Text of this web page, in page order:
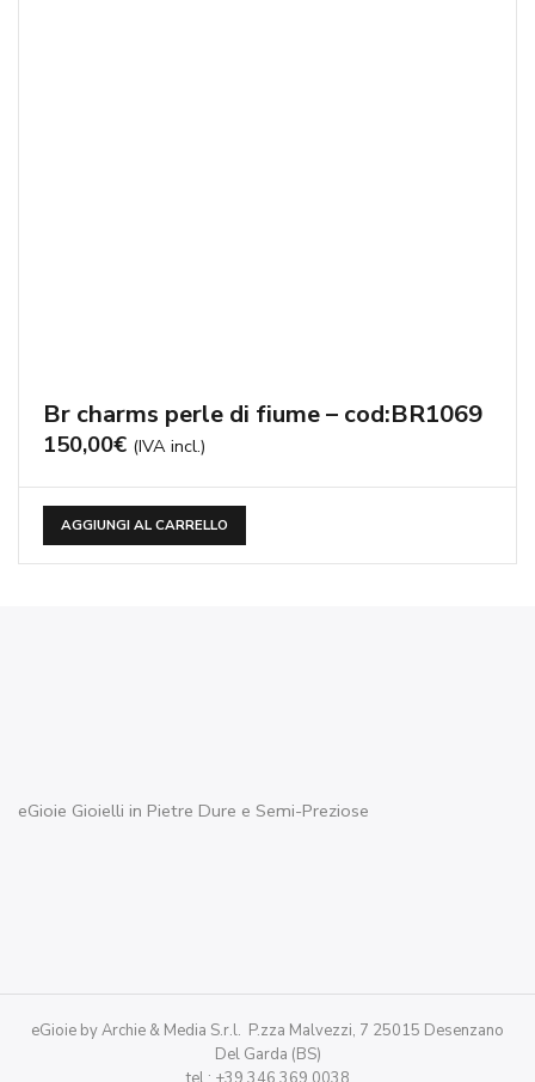
Br charms perle di fiume – cod:BR1069
150,00€ (IVA incl.)
AGGIUNGI AL CARRELLO
eGioie Gioielli in Pietre Dure e Semi-Preziose
eGioie by Archie & Media S.r.l. P.zza Malvezzi, 7 25015 Desenzano
Del Garda (BS)